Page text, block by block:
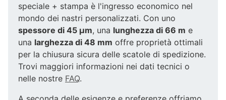
speciale + stampa è l'ingresso economico nel
mondo dei nastri personalizzati. Con uno
spessore di 45 µm, una lunghezza di 66 m e
una larghezza di 48 mm offre proprietà ottimali
per la chiusura sicura delle scatole di spedizione.
Trovi maggiori informazioni nei dati tecnici o
nelle nostre FAQ.